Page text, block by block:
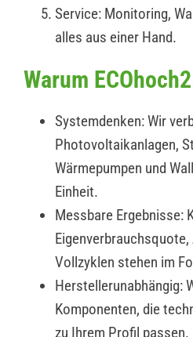
Service: Monitoring,
alles aus einer Hand.
Warum
Systemdenken: Wir
Photovoltaikanlagen,
Wärmepumpen und
Einheit.
Messbare Ergebnisse:
Vollzyklen stehen im
Herstellerunabhängig:
Komponenten, die
zu Ihrem Profil passen.